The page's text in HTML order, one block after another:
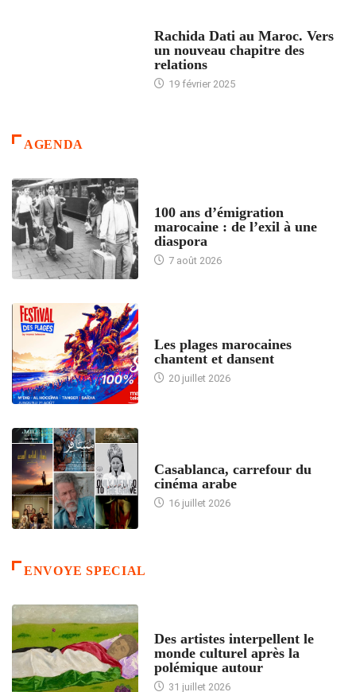
Rachida Dati au Maroc. Vers
un nouveau chapitre des
relations
19 février 2025
AGENDA
100 ans d’émigration
marocaine : de l’exil à une
diaspora
7 août 2026
Les plages marocaines
chantent et dansent
20 juillet 2026
Casablanca, carrefour du
cinéma arabe
16 juillet 2026
ENVOYE SPECIAL
Des artistes interpellent le
monde culturel après la
polémique autour
31 juillet 2026